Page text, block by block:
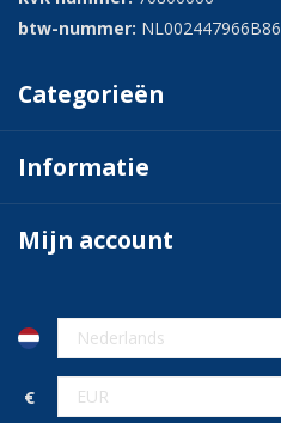
btw-nummer: NL002447966B86
Categorieën
Informatie
Mijn account
€